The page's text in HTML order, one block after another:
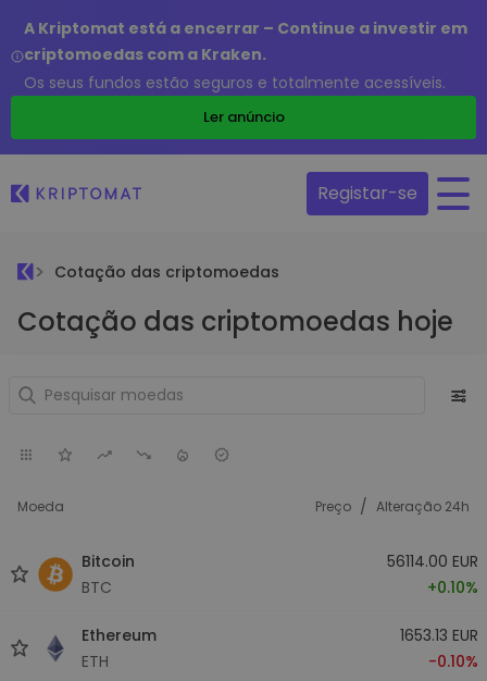
A Kriptomat está a encerrar – Continue a investir em
criptomoedas com a Kraken.
Os seus fundos estão seguros e totalmente acessíveis.
Ler anúncio
Registar-se
Cotação das criptomoedas
Cotação das criptomoedas hoje
Moeda Preço / Alteração 24h
Bitcoin
BTC
56114.00 EUR
+0.10%
Ethereum
ETH
1653.13 EUR
-0.10%